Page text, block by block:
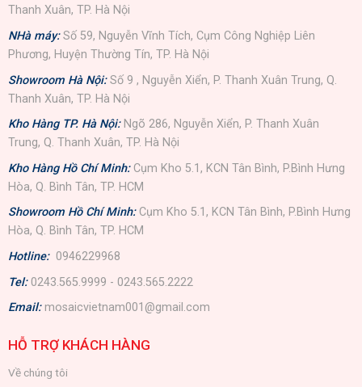
Thanh Xuân, TP. Hà Nội
NHà máy: Số 59, Nguyễn Vĩnh Tích, Cụm Công Nghiệp Liên
Phương, Huyện Thường Tín, TP. Hà Nội
Showroom Hà Nội: Số 9 , Nguyễn Xiển, P. Thanh Xuân Trung, Q.
Thanh Xuân, TP. Hà Nội
Kho Hàng TP. Hà Nội: Ngõ 286, Nguyễn Xiển, P. Thanh Xuân
Trung, Q. Thanh Xuân, TP. Hà Nội
Kho Hàng Hồ Chí Minh: Cụm Kho 5.1, KCN Tân Bình, P.Bình Hưng
Hòa, Q. Bình Tân, TP. HCM
Showroom Hồ Chí Minh: Cụm Kho 5.1, KCN Tân Bình, P.Bình Hưng
Hòa, Q. Bình Tân, TP. HCM
Hotline: 0946229968
Tel: 0243.565.9999 - 0243.565.2222
Email: mosaicvietnam001@gmail.com
HỖ TRỢ KHÁCH HÀNG
Về chúng tôi